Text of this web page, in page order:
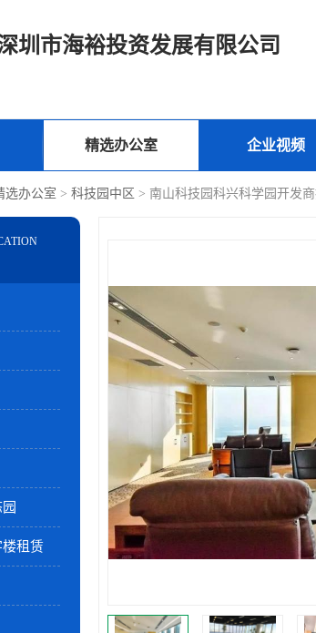
圳市海裕投资发展有限公司
精选办公室 企业视频
选办公室 > 科技园中区 > 南山科技园科兴科学园开发
租赁